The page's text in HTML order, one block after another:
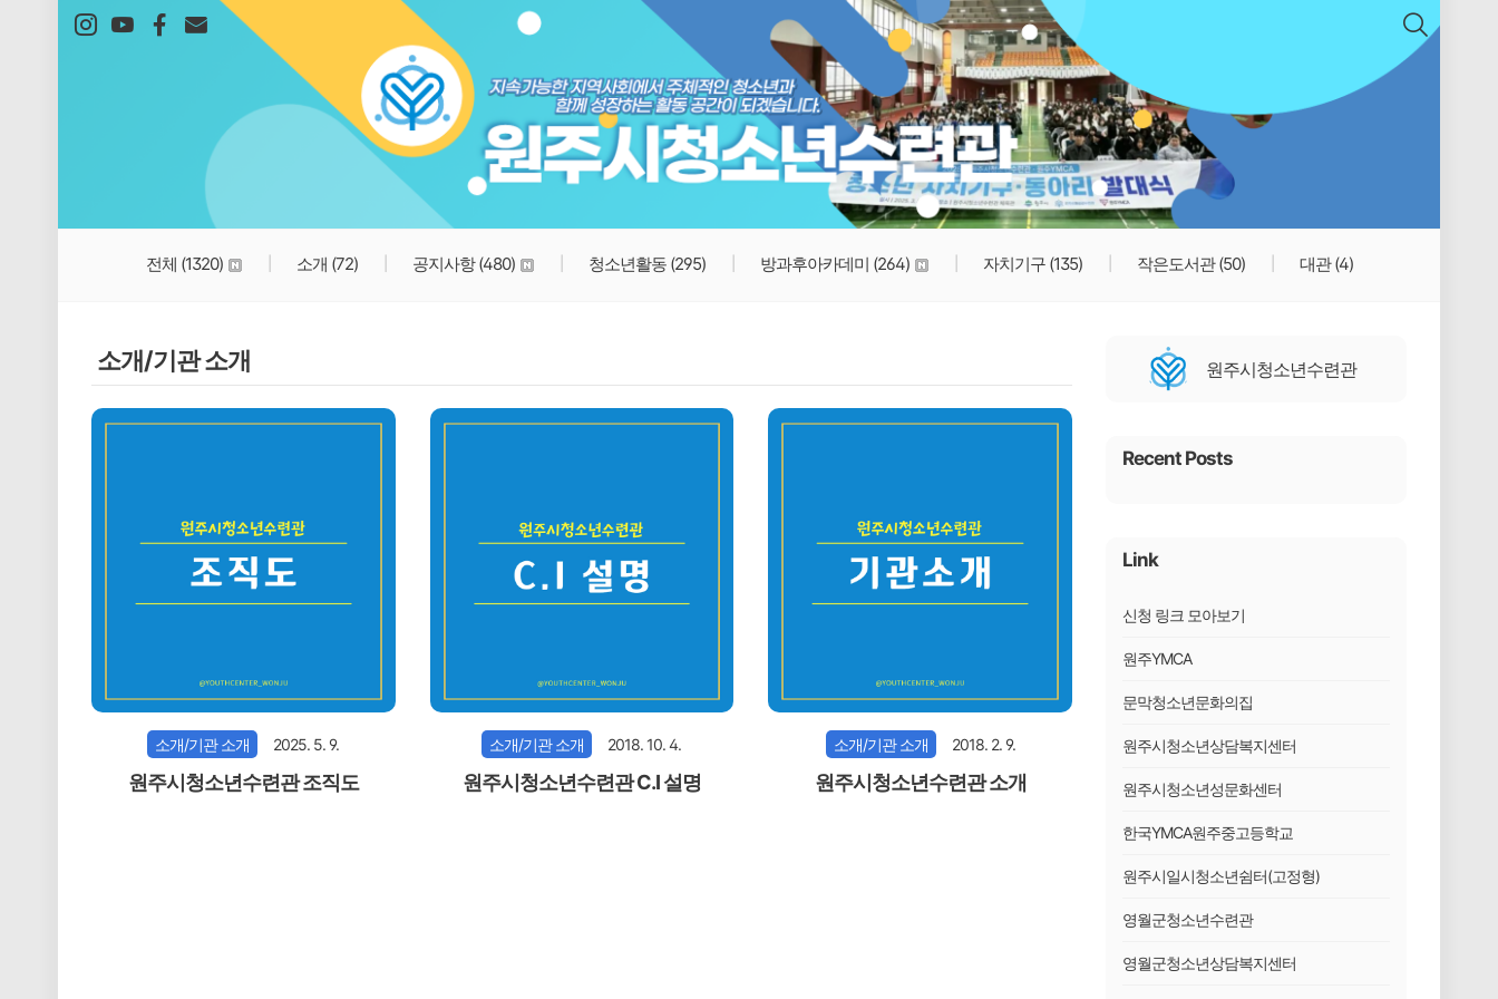
본문 바로가기
원주시청소년수련관
전체 (1320) 소개 (72) 공지사항(480) 청소년활동 (295) 방과후아카데미 (264) 자치기구 (135) 작은도서관(50) 대관(4)
원주시청소년수련관
Recent Posts
Link
신청 링크 모아보기
원주YMCA
문막청소년문화의집
원주시청소년상담복지센터
원주시청소년성문화센터
한국YMCA원주중고등학교
원주시일시청소년쉼터(고정형)
영월군청소년수련관
영월군청소년상담복지센터
소개/기관 소개
소개/기관 소개 2025. 5. 9.
원주시청소년수련관 조직도
소개/기관 소개 2018. 10. 4.
원주시청소년수련관 C.I 설명
소개/기관 소개 2018. 2. 9.
원주시청소년수련관 소개